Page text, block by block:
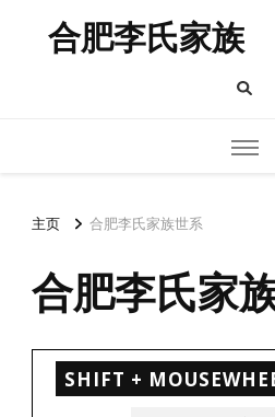
合肥李氏家族
主页 合肥李氏家族世系
合肥李氏家
SHIFT +